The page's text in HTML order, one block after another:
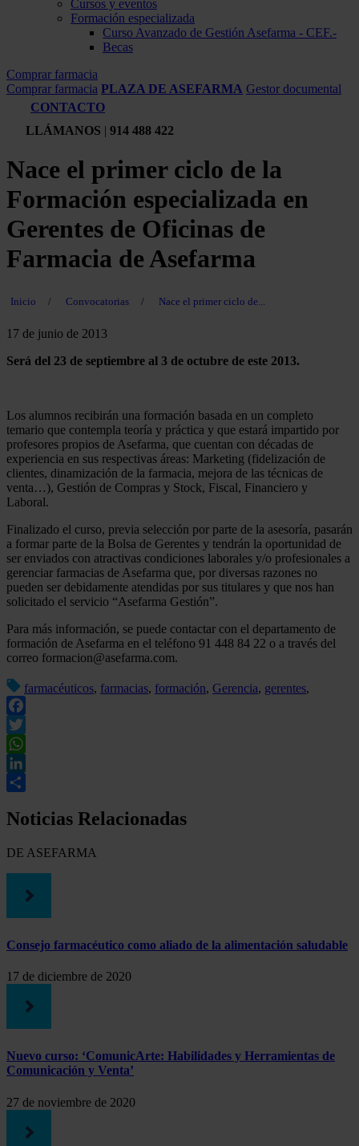
Cursos y eventos
Formación especializada
Curso Avanzado de Gestión Asefarma - CEF.-
Becas
Comprar farmacia
Comprar farmacia PLAZA DE ASEFARMA Gestor documental
CONTACTO
LLÁMANOS | 914 488 422
Nace el primer ciclo de la
Formación especializada en
Gerentes de Oficinas de
Farmacia de Asefarma
Inicio / Convocatorias / Nace el primer ciclo de...
17 de junio de 2013
Será del 23 de septiembre al 3 de octubre de este 2013.
Los alumnos recibirán una formación basada en un completo
temario que contempla teoría y práctica y que estará impartido por
profesores propios de Asefarma, que cuentan con décadas de
experiencia en sus respectivas áreas: Marketing (fidelización de
clientes, dinamización de la farmacia, mejora de las técnicas de
venta…), Gestión de Compras y Stock, Fiscal, Financiero y
Laboral.
Finalizado el curso, previa selección por parte de la asesoría, pasarán
a formar parte de la Bolsa de Gerentes y tendrán la oportunidad de
ser enviados con atractivas condiciones laborales y/o profesionales a
gerenciar farmacias de Asefarma que, por diversas razones no
pueden ser debidamente atendidas por sus titulares y que nos han
solicitado el servicio “Asefarma Gestión”.
Para más información, se puede contactar con el departamento de
formación de Asefarma en el teléfono 91 448 84 22 o a través del
correo formacion@asefarma.com.
farmacéuticos, farmacias, formación, Gerencia, gerentes,
Facebook
Twitter
WhatsApp
LinkedIn
Noticias Relacionadas
DE ASEFARMA
Consejo farmacéutico como aliado de la alimentación saludable
17 de diciembre de 2020
Nuevo curso: ‘ComunicArte: Habilidades y Herramientas de
Comunicación y Venta’
27 de noviembre de 2020